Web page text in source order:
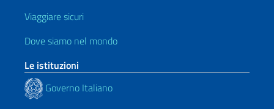
Viaggiare sicuri
Dove siamo nel mondo
Le istituzioni
Governo Italiano